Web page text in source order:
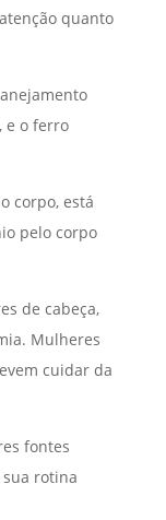
quanto
e o ferro
corpo, está
pelo corpo
de cabeça,
Mulheres
cuidar da
fontes
rotina